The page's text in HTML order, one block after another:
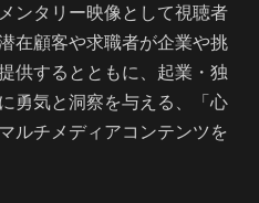
ンタリー映像として視聴者
在顧客や求職者が企業や挑
供するとともに、起業・独
勇気と洞察を与える、「心
ルチメディアコンテンツを